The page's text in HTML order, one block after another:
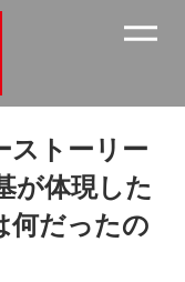
ストーリー
が体現した
何だったの